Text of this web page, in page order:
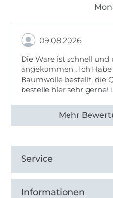
09.08.2026
Die Ware ist schnell
angekommen . Ich
Baumwolle bestellt, die
bestelle hier sehr gerne!
Alle 83031
Service
Informationen